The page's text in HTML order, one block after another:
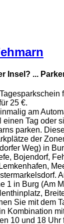
Insel? ...
25 €.
am
einen Tag oder
parken.
der
Weg) in
Bojendorf,
1 in Burg (Am
Sie mit dem
Kombination
10 und 18 Uhr